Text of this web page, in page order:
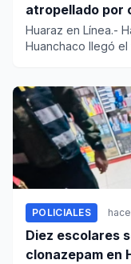
atropellado por
Huaraz en Línea.-
Huanchaco llegó
POLICIALES
Diez escolares
clonazepam en